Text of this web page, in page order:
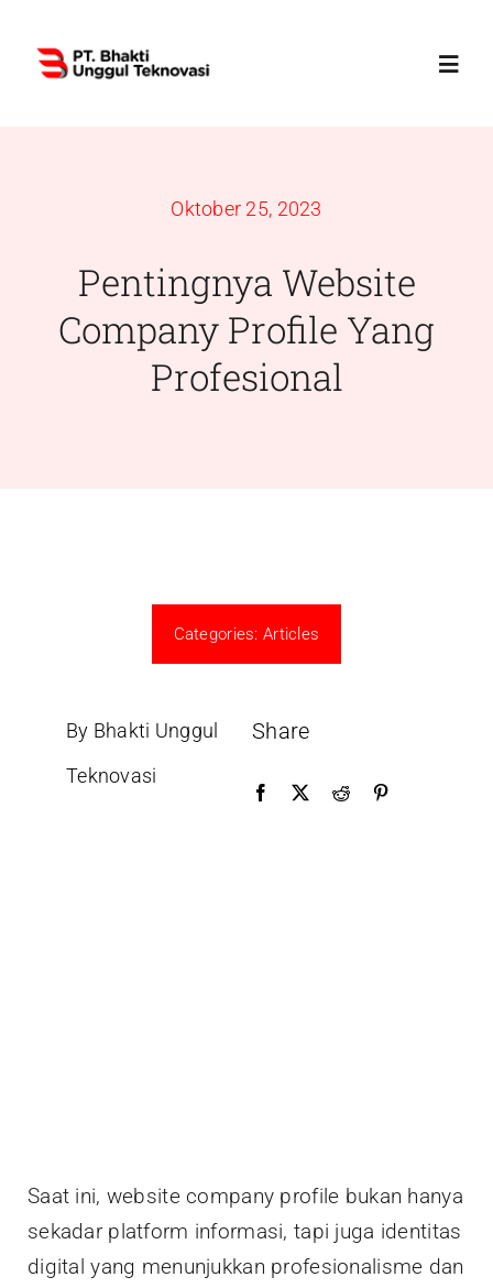
content
Services
Oktober 25, 2023
Pentingnya Website
Company Profile Yang
Profesional
Categories:Articles
By Bhakti Unggul
Teknovasi
Share
Saat ini, website company profile bukan hanya
sekadar platform informasi, tapi juga identitas
digital yang menunjukkan profesionalisme dan